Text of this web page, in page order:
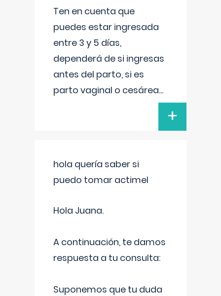
Ten en cuenta que
puedes estar ingresada
entre 3 y 5 días,
dependerá de si ingresas
antes del parto, si es
parto vaginal o cesárea...
+
hola quería saber si
puedo tomar actimel
Hola Juana.
A continuación, te damos
respuesta a tu consulta:
Suponemos que tu duda